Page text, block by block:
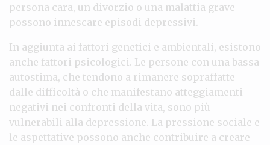
persona cara, un divorzio o una malattia grave
possono innescare episodi depressivi.
In aggiunta ai fattori genetici e ambientali, esistono
anche fattori psicologici. Le persone con una bassa
autostima, che tendono a rimanere sopraffatte
dalle difficoltà o che manifestano atteggiamenti
negativi nei confronti della vita, sono più
vulnerabili alla depressione. La pressione sociale e
le aspettative possono anche contribuire a creare